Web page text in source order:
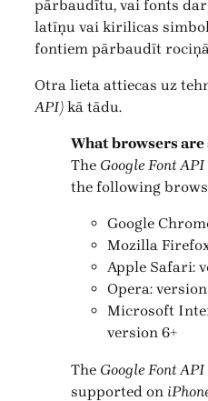
pārbaudītu, vai fonts
latīņu vai kirilicas
fontiem pārbaudīt
Otra lieta attiecas uz
API) kā tādu.
What browsers
The Google Font API
the following
Google
Mozilla
Apple Safari:
Opera: version
Microsoft
version 6+
The Google Font API
supported on